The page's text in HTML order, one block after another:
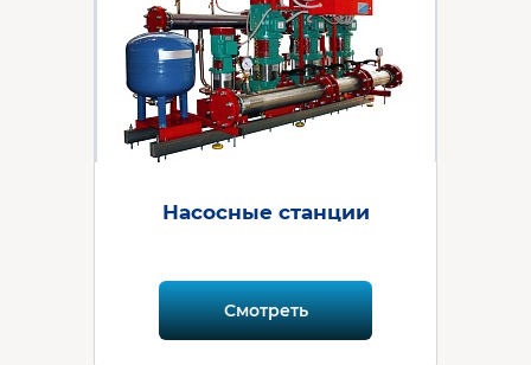
Насосные станции
Смотреть